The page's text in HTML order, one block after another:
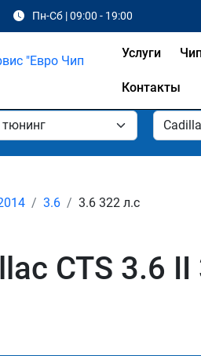
Пн-Сб | 09:00 - 19:00
Услуги
Контакты
3.6 3.6 322 л.с
CTS 3.6